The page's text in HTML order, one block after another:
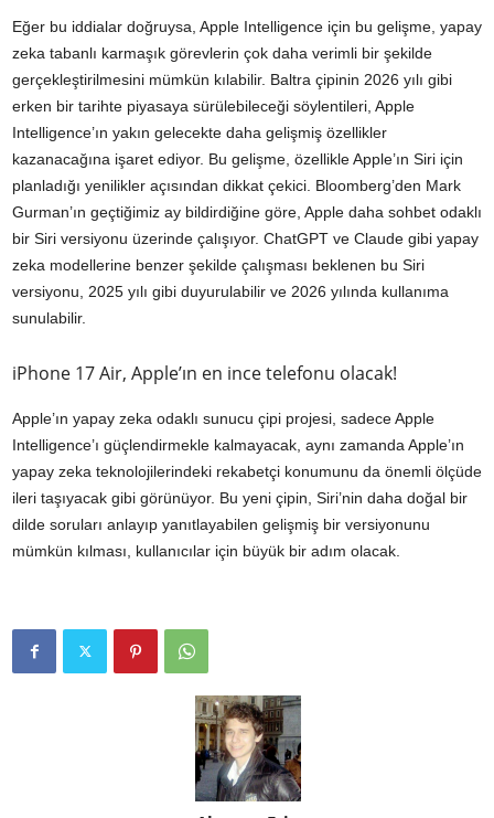
Eğer bu iddialar doğruysa, Apple Intelligence için bu gelişme, yapay
zeka tabanlı karmaşık görevlerin çok daha verimli bir şekilde
gerçekleştirilmesini mümkün kılabilir. Baltra çipinin 2026 yılı gibi
erken bir tarihte piyasaya sürülebileceği söylentileri, Apple
Intelligence’ın yakın gelecekte daha gelişmiş özellikler
kazanacağına işaret ediyor. Bu gelişme, özellikle Apple’ın Siri için
planladığı yenilikler açısından dikkat çekici. Bloomberg’den Mark
Gurman’ın geçtiğimiz ay bildirdiğine göre, Apple daha sohbet odaklı
bir Siri versiyonu üzerinde çalışıyor. ChatGPT ve Claude gibi yapay
zeka modellerine benzer şekilde çalışması beklenen bu Siri
versiyonu, 2025 yılı gibi duyurulabilir ve 2026 yılında kullanıma
sunulabilir.
iPhone 17 Air, Apple’ın en ince telefonu olacak!
Apple’ın yapay zeka odaklı sunucu çipi projesi, sadece Apple
Intelligence’ı güçlendirmekle kalmayacak, aynı zamanda Apple’ın
yapay zeka teknolojilerindeki rekabetçi konumunu da önemli ölçüde
ileri taşıyacak gibi görünüyor. Bu yeni çipin, Siri’nin daha doğal bir
dilde soruları anlayıp yanıtlayabilen gelişmiş bir versiyonunu
mümkün kılması, kullanıcılar için büyük bir adım olacak.